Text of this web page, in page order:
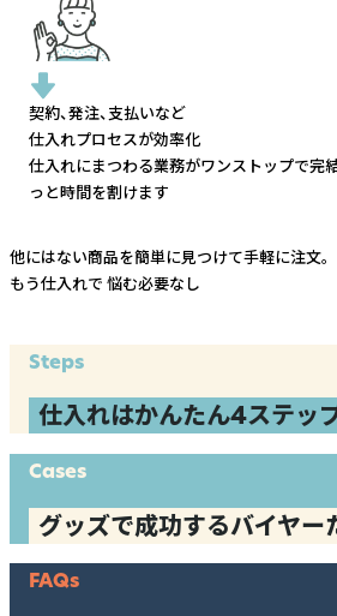
契約、発注、支払いなど
仕入れプロセスが効率化
仕入れにまつわる業務がワンストップで完結
っと時間を割けます
他にはない商品を簡単に見つけて手軽に注文。
もう仕入れで 悩む必要なし
Steps
仕入れはかんたん4ステッ
Cases
グッズで成功するバイヤー
FAQs